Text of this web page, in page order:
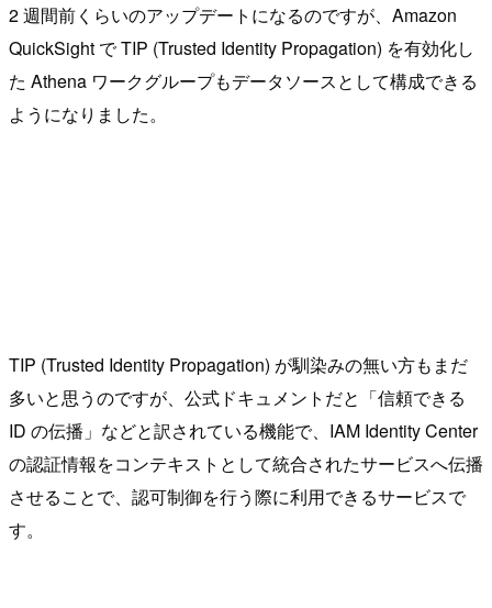
2 週間前くらいのアップデートになるのですが、Amazon
QuickSight で TIP (Trusted Identity Propagation) を有効化し
た Athena ワークグループもデータソースとして構成できる
ようになりました。
TIP (Trusted Identity Propagation) が馴染みの無い方もまだ
多いと思うのですが、公式ドキュメントだと「信頼できる
ID の伝播」などと訳されている機能で、IAM Identity Center
の認証情報をコンテキストとして統合されたサービスへ伝播
させることで、認可制御を行う際に利用できるサービスで
す。